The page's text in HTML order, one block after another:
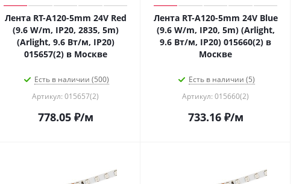
Лента RT-A120-5mm 24V Red
(9.6 W/m, IP20, 2835, 5m)
(Arlight, 9.6 Вт/м, IP20)
015657(2) в Москве
Есть в наличии (500)
Артикул: 015657(2)
778.05₽/м
Лента RT-A120-5mm 24V Blue
(9.6 W/m, IP20, 5m) (Arlight,
9.6 Вт/м, IP20) 015660(2) в
Москве
Есть в наличии (5)
Артикул: 015660(2)
733.16₽/м